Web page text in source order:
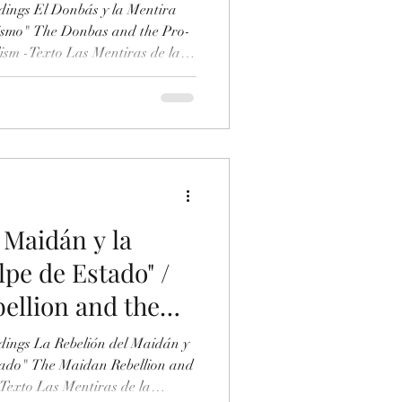
El Donbás y la Mentira
The Donbas and the Pro-
-Texto Las Mentiras de la
El Caso del Traidor Ángel
Current about Ukraine. The
El-Caso-del-Traidor-
y la
de Estado" /
and the
d'état"
y
The Maidan Rebellion and
Las Mentiras de la